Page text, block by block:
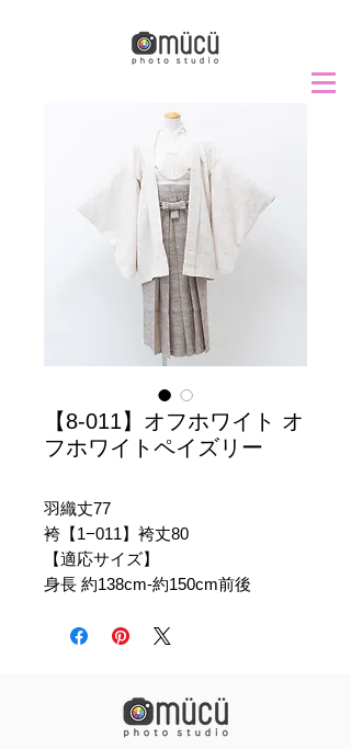
【8-011】オフホワイト オ
フホワイトペイズリー
羽織丈77
袴【1−011】袴丈80
【適応サイズ】
身長 約138cm-約150cm前後